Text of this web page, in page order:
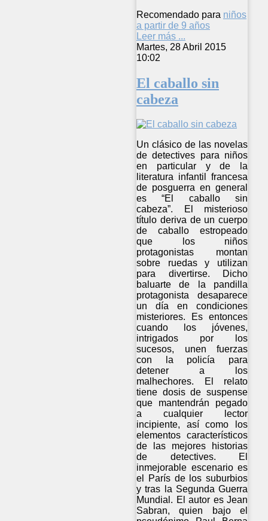
Recomendado para niños
a partir de 9 años
Leer más ...
Martes, 28 Abril 2015
10:02
El caballo sin
cabeza
Un clásico de las novelas
de detectives para niños
en particular y de la
literatura infantil francesa
de posguerra en general
es “El caballo sin
cabeza”. El misterioso
título deriva de un cuerpo
de caballo estropeado
que los niños
protagonistas montan
sobre ruedas y utilizan
para divertirse. Dicho
baluarte de la pandilla
protagonista desaparece
un día en condiciones
misteriores. Es entonces
cuando los jóvenes,
intrigados por los
sucesos, unen fuerzas
con la policía para
detener a los
malhechores. El relato
tiene dosis de suspense
que mantendrán pegado
a cualquier lector
incipiente, así como los
elementos característicos
de las mejores historias
de detectives. El
inmejorable escenario es
el París de los suburbios
y tras la Segunda Guerra
Mundial. El autor es Jean
Sabran, quien bajo el